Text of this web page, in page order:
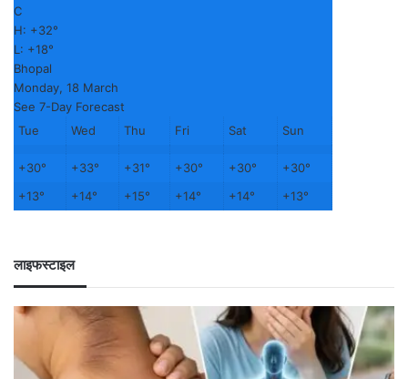
C
H: +32°
L: +18°
Bhopal
Monday, 18 March
See 7-Day Forecast
Tue
Wed Thu Fri Sat Sun
+30° +33° +31° +30° +30° +30°
+13° +14° +15° +14° +14° +13°
लाइफस्टाइल